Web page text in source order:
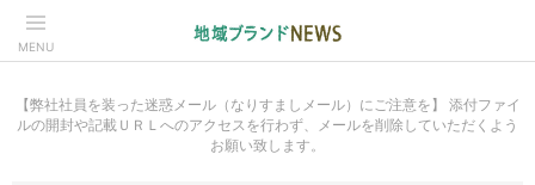
MENU
【弊社社員を装った迷惑メール（なりすましメール）にご注意を】 添付ファイ
ルの開封や記載ＵＲＬへのアクセスを行わず、メールを削除していただくよう
お願い致します。